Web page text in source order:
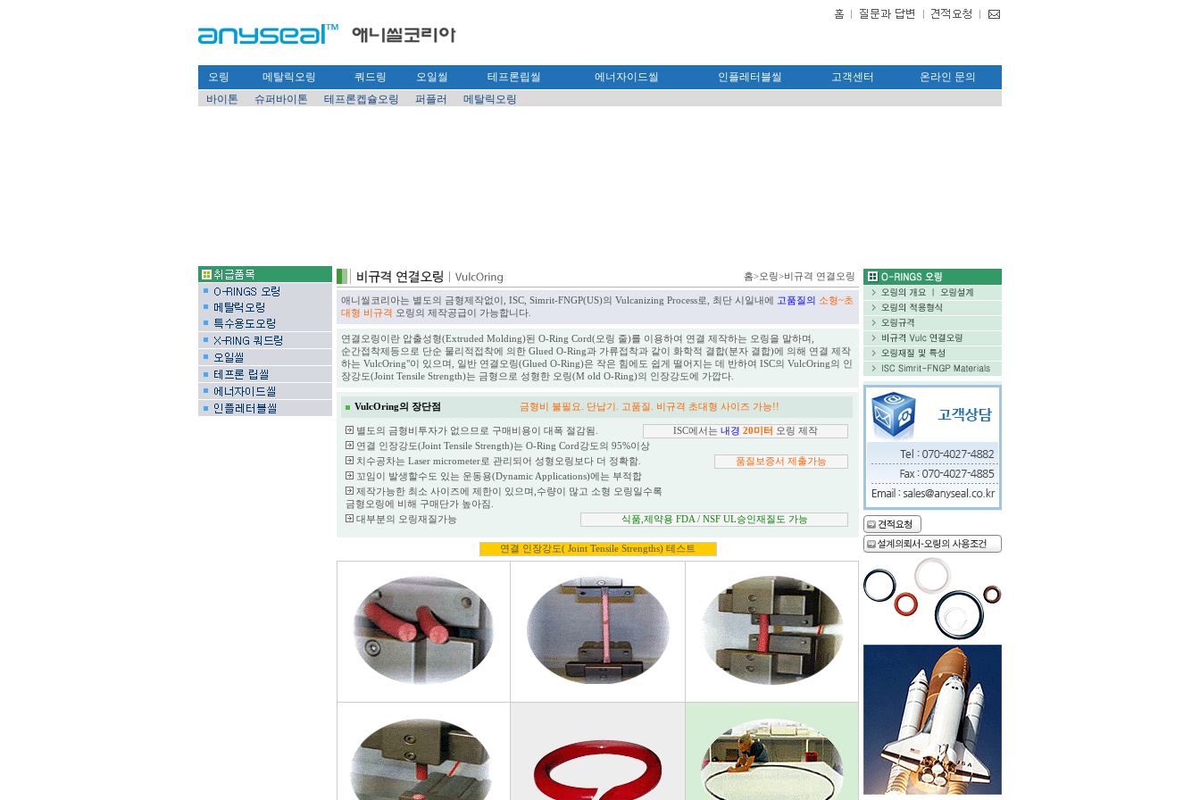
오링 메탈릭오링 쿼드링 오일씰 테프론립씰 에너자이드씰 인플레터블씰 고객센터
온라인 문의
바이톤
슈퍼바이톤 테프론켑슐오링 퍼플러 메탈릭오링
홈>오링>비규격 연결오링
애니씰코리아는 별도의 금형제작없이, ISC, Simrit-FNGP(US)의 Vulcanizing Process로, 최단 시일내에 고품질의
소형~초
대형 비규격
오링의 제작공급이 가능합니다.
연결오링이란 압출성형(Extruded Molding)된 O-Ring Cord(오링 줄)를 이용하여 연결 제작하는 오링을 말하며,
순간접착제등으로 단순 물리적접착에 의한 Glued O-Ring과 가류접착과 같이 화학적 결합(분자 결합)에 의해 연결 제작
하는 VulcOring"이 있으며, 일반 연결오링(Glued O-Ring)은 작은 힘에도 쉽게 떨어지는 데 반하여 ISC의 VulcOring의 인
장강도(Joint Tensile Strength)는 금형으로 성형한 오링(M old O-Ring)의 인장강도에 가깝다.
VulcOring의 장단점 금형비 불필요. 단납기. 고품질. 비규격 초대형 사이즈 가능!!
별도의 금형비투자가 없으므로 구매비용이 대폭 절감됨. ISC에서는 내경 20미터
오링 제작
연결 인장강도(Joint Tensile Strength)는 O-Ring Cord강도의 95%이상
치수공차는 Laser micrometer로 관리되어 성형오링보다 더 정확함.
품질보증서 제출가능
꼬임이 발생할수도 있는 운동용(Dynamic Applications)에는 부적합
제작가능한 최소 사이즈에 제한이 있으며,수량이 많고 소형 오링일수록
금형오링에 비해 구매단가 높아짐.
대부분의 오링재질가능
식품,제약용 FDA / NSF UL승인재질도 가능
연결 인장강도( Joint Tensile Strengths) 테스트